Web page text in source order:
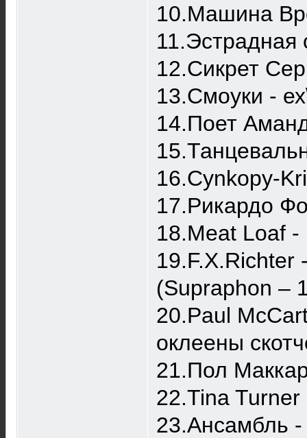
10.Машина
11.Эстрадная
12.Сикрет
13.Смоуки -
14.Поет
16.Cynkopy-
17.Рикардо
18.Meat Loaf
19.F.X.Richter
(Supraphon ‎–
20.Paul
оклеены
21.Пол
22.Tina
23.Ансамбль